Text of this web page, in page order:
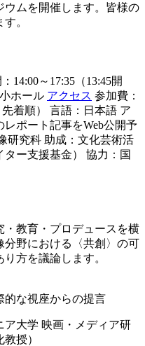
ウムを開催します。皆様の
。
14:00～17:35（13:45開
ホール アクセス 参加費：
着順） 言語：日本語 ア
ポート記事をWeb公開予
研究科 助成：文化芸術活
ー支援基金） 協力：国
教育・プロデュースを横
分野における〈共創〉の可
方を議論します。
な視座からの提言
ア大学 映画・メディア研
授）